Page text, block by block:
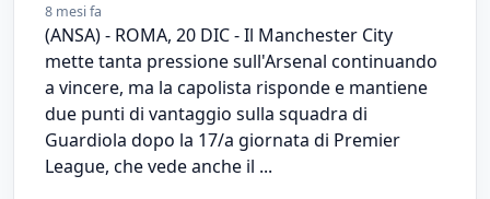
8 mesi fa
(ANSA) - ROMA, 20 DIC - Il Manchester City
mette tanta pressione sull'Arsenal continuando
a vincere, ma la capolista risponde e mantiene
due punti di vantaggio sulla squadra di
Guardiola dopo la 17/a giornata di Premier
League, che vede anche il ...